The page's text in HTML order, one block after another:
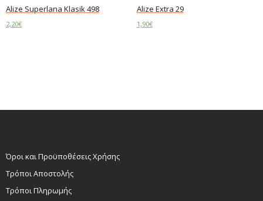
Alize Superlana Klasik 498
2,20€
Alize Extra 29
1,90€
Όροι και Προϋποθέσεις Χρήσης
Τρόποι Αποστολής
Τρόποι Πληρωμής